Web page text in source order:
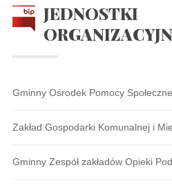
JEDNOSTKI
Gminny Ośrodek Pomocy
Zakład Gospodarki Komunalnej i
Gminny Zespół zakładów Opieki